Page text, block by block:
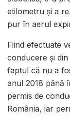
etilometru și a
pur în aerul
Fiind efectuate
conducere și
faptul că nu a
anul 2018 până
permis de
România, iar